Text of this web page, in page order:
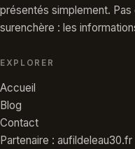
présentés simplement. Pas
surenchère : les
EXPLORER
Accueil
Blog
Contact
Partenaire : aufildeleau30.fr